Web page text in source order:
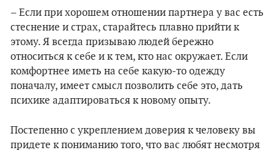
– Если при хорошем отношении партнера у вас есть
стеснение и страх, старайтесь плавно прийти к
этому. Я всегда призываю людей бережно
относиться к себе и к тем, кто нас окружает. Если
комфортнее иметь на себе какую-то одежду
поначалу, имеет смысл позволить себе это, дать
психике адаптироваться к новому опыту.
Постепенно с укреплением доверия к человеку вы
придете к пониманию того, что вас любят несмотря